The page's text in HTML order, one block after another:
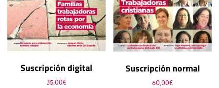
Suscripción digital
35,00€
Suscripción normal
60,00€